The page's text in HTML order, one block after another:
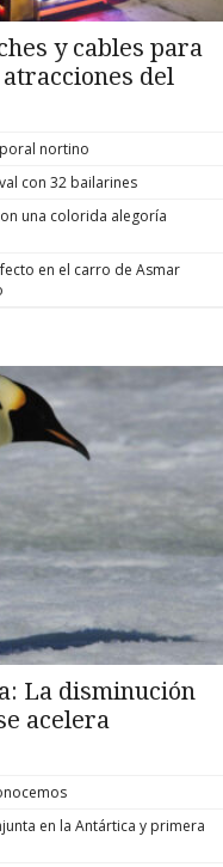
y cables para
del
nortino
con 32 bailarines
una colorida alegoría
en el carro de Asmar
La disminución
acelera
en la Antártica y primera